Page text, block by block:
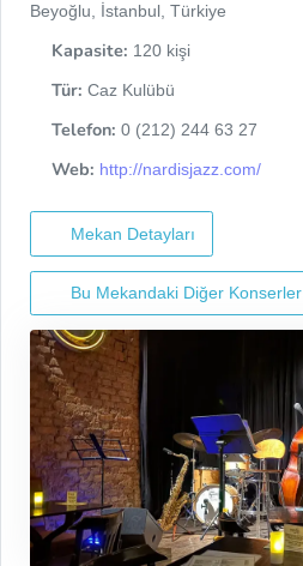
Beyoğlu, İstanbul, Türkiye
Kapasite: 120 kişi
Tür: Caz Kulübü
Telefon: 0 (212) 244 63 27
Web: http://nardisjazz.com/
Mekan Detayları
Bu Mekandaki Diğer Konserler